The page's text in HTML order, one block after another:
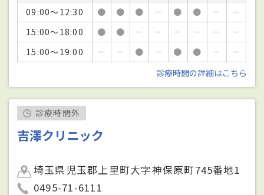
09:00～12:30
● ● ● － ● ● －
－
15:00～18:00
● ● － － － － －
－
15:00～19:00
－ － ● － ● ● －
－
診療時間の詳細はこちら
診療時間外
吉澤クリニック
埼玉県児玉郡上里町大字神保原町745番地1
0495-71-6111